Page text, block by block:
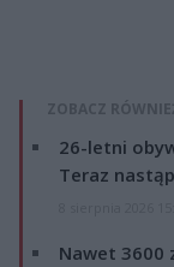
ZOBACZ
26-letni
Teraz
Nawet 3600